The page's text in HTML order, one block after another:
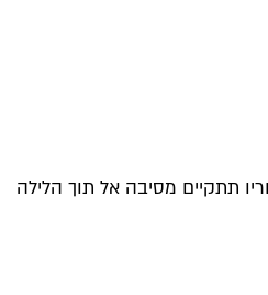
תתקיים מסיבה אל תוך הלילה